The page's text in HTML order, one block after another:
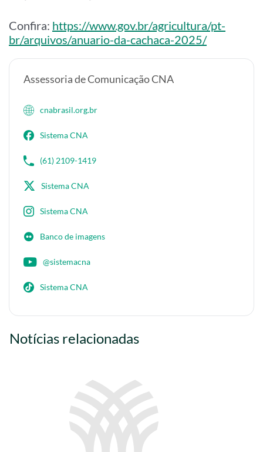
Confira: https://www.gov.br/agricultura/pt-
br/arquivos/anuario-da-cachaca-2025/
Assessoria de Comunicação CNA
cnabrasil.org.br
Sistema CNA
(61) 2109-1419
Sistema CNA
Sistema CNA
Banco de imagens
@sistemacna
Sistema CNA
Notícias relacionadas